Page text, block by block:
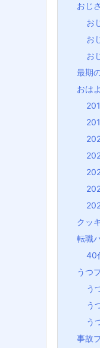
おじ
お
お
お
最期
おは
クッ
転職
40
うつ
う
う
う
事故